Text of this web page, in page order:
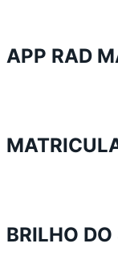
APP RAD
BRILHO DO